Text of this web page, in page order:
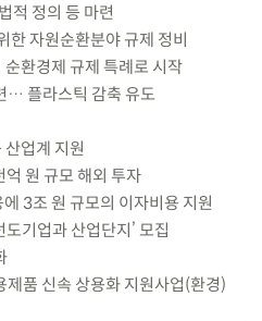
적 정의 등 마련
한 자원순환분야 규제 정비
환경제 규제 특례로 시작
… 플라스틱 감축 유도
업계 지원
원 규모 해외 투자
3조 원 규모의 이자비용 지원
기업과 산업단지’ 모집
품 신속 상용화 지원사업(환경)